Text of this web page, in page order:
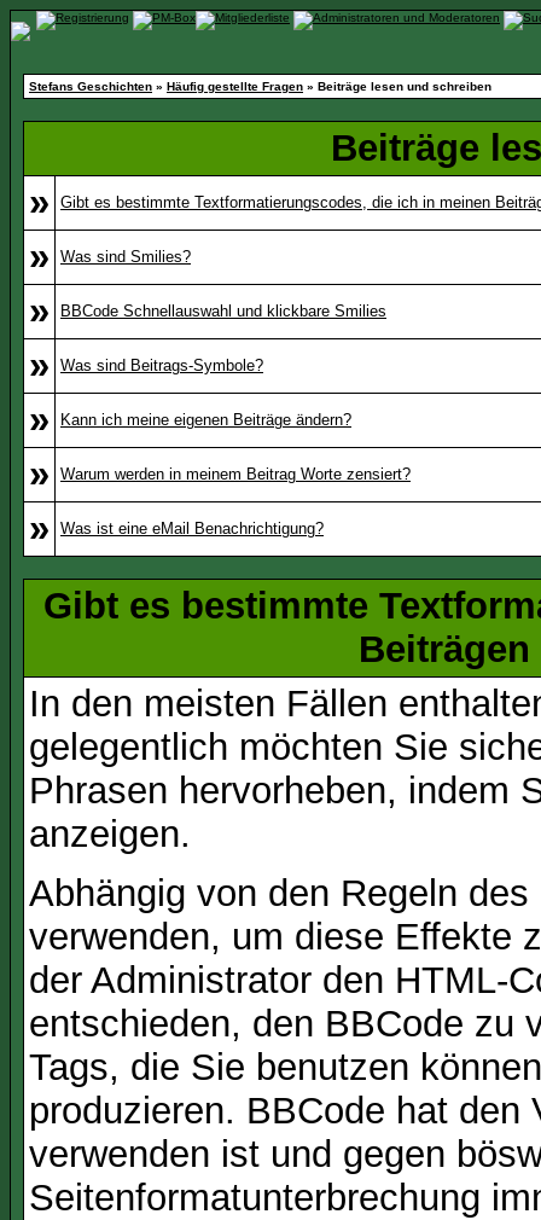
Stefans Geschichten » Häufig gestellte Fragen » Beiträge lesen und schreiben
Beiträge
»
Gibt es bestimmte Textformatierungscodes, die ich in meinen
» Was sind Smilies?
» BBCode Schnellauswahl und klickbare Smilies
» Was sind Beitrags-Symbole?
» Kann ich meine eigenen Beiträge ändern?
» Warum werden in meinem Beitrag Worte zensiert?
» Was ist eine eMail Benachrichtigung?
Gibt es bestimmte
In den meisten Fällen
gelegentlich möchten Sie
Phrasen hervorheben, indem
anzeigen.
Abhängig von den Regeln
verwenden, um diese Effekte
der Administrator den HTML-
entschieden, den BBCode zu
Tags, die Sie benutzen
produzieren. BBCode hat
verwenden ist und gegen
Seitenformatunterbrechung